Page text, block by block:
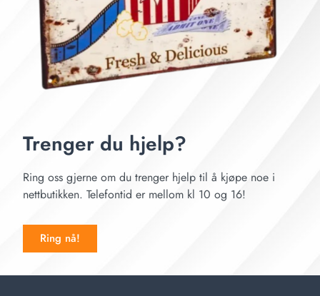
Trenger du hjelp?
Ring oss gjerne om du trenger hjelp til å kjøpe noe i
nettbutikken. Telefontid er mellom kl 10 og 16!
Ring nå!